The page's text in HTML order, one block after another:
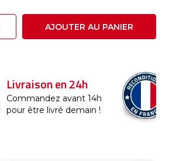
AJOUTER AU PANIER
Reconditionné en
France